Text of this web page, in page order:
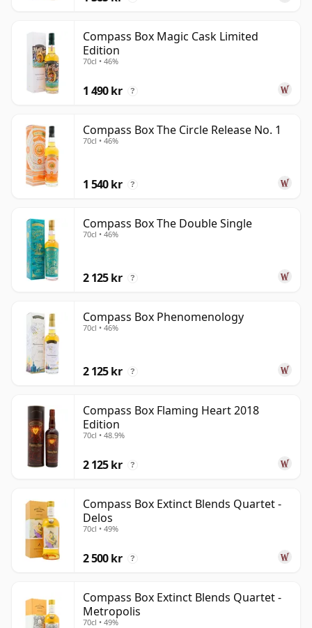
Compass Box Magic Cask Limited
Edition
70cl • 46%
1 490 kr ?
Compass Box The Circle Release No. 1
70cl • 46%
1 540 kr ?
Compass Box The Double Single
70cl • 46%
2 125 kr ?
Compass Box Phenomenology
70cl • 46%
2 125 kr ?
Compass Box Flaming Heart 2018
Edition
70cl • 48.9%
2 125 kr ?
Compass Box Extinct Blends Quartet -
Delos
70cl • 49%
2 500 kr ?
Compass Box Extinct Blends Quartet -
Metropolis
70cl • 49%